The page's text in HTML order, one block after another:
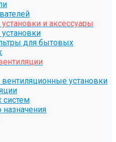
и аксессуары
для бытовых
установки
систем